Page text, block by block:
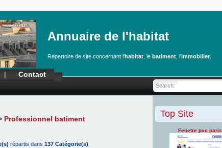
Annuaire de l'habitat
Répertoire de site concernant l'habitat, le batiment, l'immobilier.
| Contact
Search:
Professionnel batiment
répartis dans 137 Catégorie(s)
Top Site
Fenetre pvc paris